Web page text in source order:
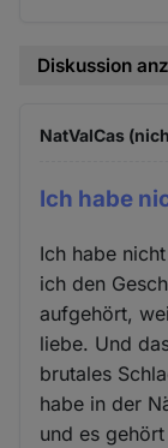
Diskussion
NatValCas
Ich habe
Ich habe
ich den
aufgehört,
liebe. Und
brutales
habe in der
und es